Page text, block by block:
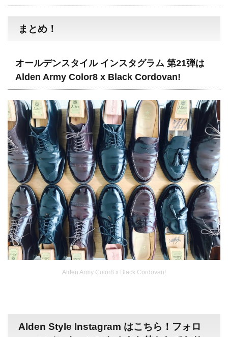
まとめ！
オールデンスタイル インスタグラム 第21弾は
Alden Army Color8 x Black Cordovan!
Alden Army Color8 x Black Cordovan!
Alden Style Instagram はこちら！フォロ